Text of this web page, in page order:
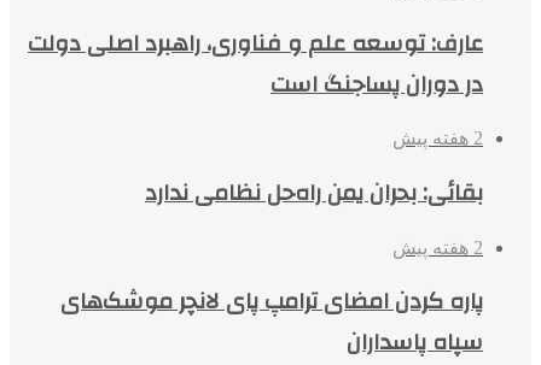
عارف: توسعه علم و فناوری، راهبرد اصلی دولت
در دوران پساجنگ است
2 هفته پیش
بقائی: بحران یمن راه‌حل نظامی ندارد
2 هفته پیش
پاره کردن امضای ترامپ پای لانچر موشک‌های
سپاه پاسداران